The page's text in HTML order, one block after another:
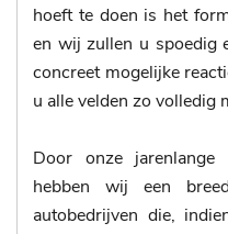
hoeft te doen is het
en wij zullen u spoedig
concreet mogelijke
u alle velden zo volledig
Door onze
hebben wij een
autobedrijven die,